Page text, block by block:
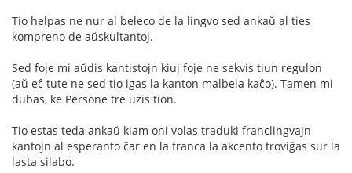
Tio helpas ne nur al beleco de la lingvo sed ankaŭ al ties
kompreno de aŭskultantoj.
Sed foje mi aŭdis kantistojn kiuj foje ne sekvis tiun regulon
(aŭ eĉ tute ne sed tio igas la kanton malbela kaĉo). Tamen mi
dubas, ke Persone tre uzis tion.
Tio estas teda ankaŭ kiam oni volas traduki franclingvajn
kantojn al esperanto ĉar en la franca la akcento troviĝas sur la
lasta silabo.